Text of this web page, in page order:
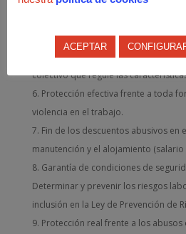
nuestras condiciones de trabajo.
Ejercicio real del derecho a la
colectivo que regule las
Protección efectiva frente a toda
violencia en el trabajo.
Fin de los descuentos abusivos en
manutención y el alojamiento (salario
Garantía de condiciones de
Determinar y prevenir los riesgos
inclusión en la Ley de Prevención de
Protección real frente a los abusos
ACEPTAR